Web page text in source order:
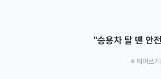
"승용차 탈 땐 안
※ 띄어쓰기